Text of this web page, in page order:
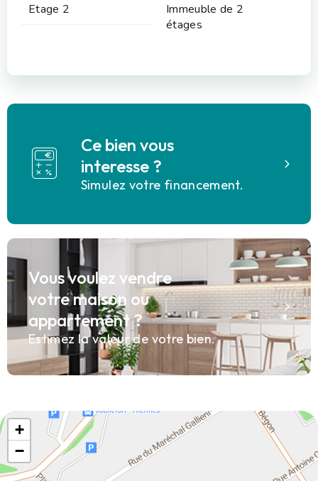
Etage 2
Immeuble de 2
étages
Ce bien vous
interesse ?
Simulez votre financement.
Vous voulez vendre
votre maison ou
appartement ?
Estimez la valeur de votre bien.
+
−